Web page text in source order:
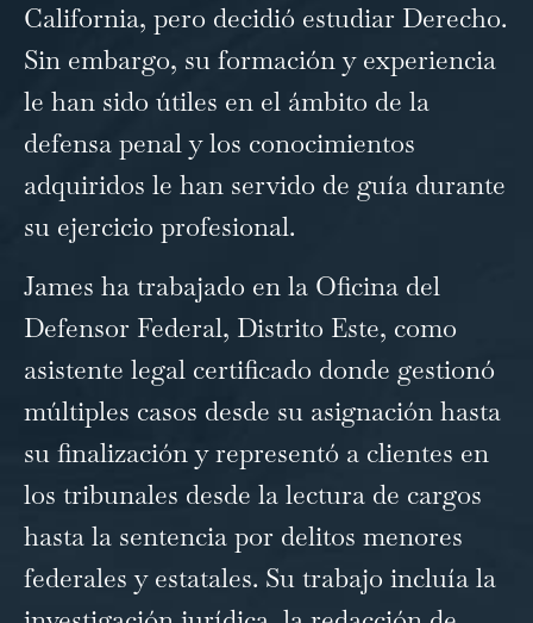
California, pero decidió estudiar Derecho.
Sin embargo, su formación y experiencia
le han sido útiles en el ámbito de la
defensa penal y los conocimientos
adquiridos le han servido de guía durante
su ejercicio profesional.
James ha trabajado en la Oficina del
Defensor Federal, Distrito Este, como
asistente legal certificado donde gestionó
múltiples casos desde su asignación hasta
su finalización y representó a clientes en
los tribunales desde la lectura de cargos
hasta la sentencia por delitos menores
federales y estatales. Su trabajo incluía la